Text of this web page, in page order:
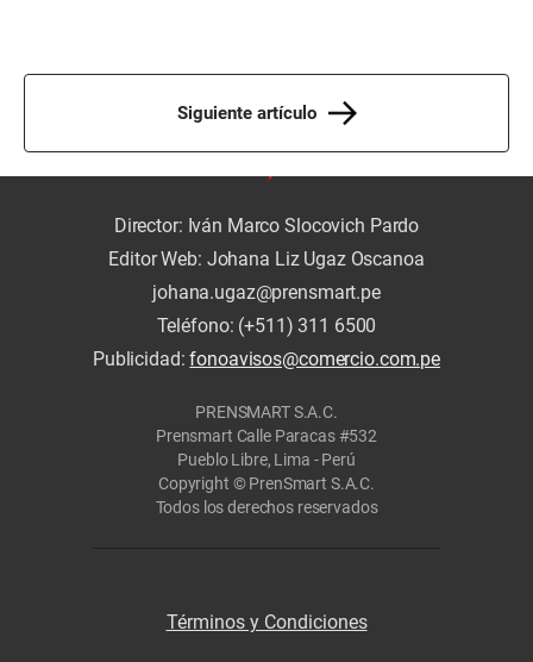
Siguiente artículo
Director: Iván Marco Slocovich Pardo
Editor Web: Johana Liz Ugaz Oscanoa
johana.ugaz@prensmart.pe
Teléfono: (+511) 311 6500
Publicidad:fonoavisos@comercio.com.pe
PRENSMART S.A.C.
Prensmart Calle Paracas #532
Pueblo Libre, Lima - Perú
Copyright © PrenSmart S.A.C.
Todos los derechos reservados
Términos y Condiciones